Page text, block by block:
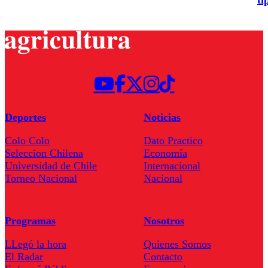
Deportes
Colo Colo
Seleccion Chilena
Universidad de Chile
Torneo Nacional
Noticias
Dato Practico
Economía
Internacional
Nacional
Programas
LLegó la hora
El Radar
Nosotros
Quienes Somos
Contacto